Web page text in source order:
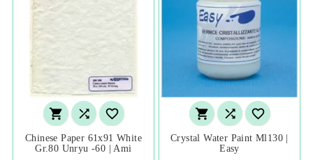
  
Chinese Paper 61x91 White
Gr.80 Unryu -60 | Ami
  
Crystal Water Paint Ml130 |
Easy